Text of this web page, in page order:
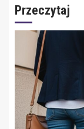
Przeczytaj